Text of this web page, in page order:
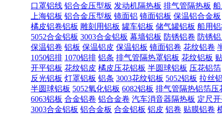
口罩铝线 铝合金压型板 发动机隔热板 排气管隔热板
上海铝板 铝合金压型板 镜面铝 镜面铝板 保温铝合金板
橘皮铝卷铝板 雕刻用铝板 罐车铝板 储气罐铝板 船用
5052合金铝板 3003合金铝板 幕墙铝板 防锈铝卷 防锈
保温铝卷 铝板 保温铝皮 保温铝板 镜面铝卷 花纹铝卷
1050铝排 1070铝排 铝条 排气管隔热罩铝板 花纹铝板
开平铝板 花纹铝皮 橘皮压花铝板 半圆球铝板 压花铝箔
反光铝板 灯罩铝板 铝条 3003花纹铝板 5052铝板 拉丝
半圆球铝板 5052氧化铝板 6082铝板 排气管隔热铝箔压
6063铝板 合金铝卷 铝合金卷 汽车消音器隔热板 定尺
3003合金铝板 铝合金板 合金铝板 铝皮 铝卷 贴膜铝卷